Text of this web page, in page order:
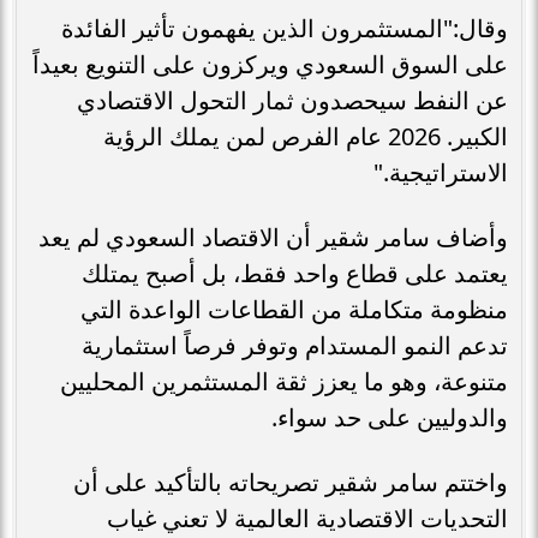
وقال:"المستثمرون الذين يفهمون تأثير الفائدة
على السوق السعودي ويركزون على التنويع بعيداً
عن النفط سيحصدون ثمار التحول الاقتصادي
الكبير. 2026 عام الفرص لمن يملك الرؤية
الاستراتيجية."
وأضاف سامر شقير أن الاقتصاد السعودي لم يعد
يعتمد على قطاع واحد فقط، بل أصبح يمتلك
منظومة متكاملة من القطاعات الواعدة التي
تدعم النمو المستدام وتوفر فرصاً استثمارية
متنوعة، وهو ما يعزز ثقة المستثمرين المحليين
والدوليين على حد سواء.
واختتم سامر شقير تصريحاته بالتأكيد على أن
التحديات الاقتصادية العالمية لا تعني غياب